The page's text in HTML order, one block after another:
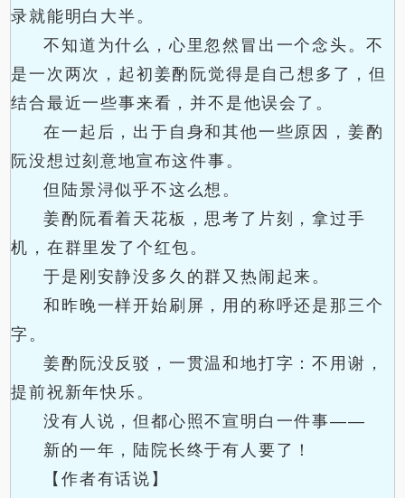
录就能明白大半。
不知道为什么，心里忽然冒出一个念头。不
是一次两次，起初姜酌阮觉得是自己想多了，但
结合最近一些事来看，并不是他误会了。
在一起后，出于自身和其他一些原因，姜酌
阮没想过刻意地宣布这件事。
但陆景浔似乎不这么想。
姜酌阮看着天花板，思考了片刻，拿过手
机，在群里发了个红包。
于是刚安静没多久的群又热闹起来。
和昨晚一样开始刷屏，用的称呼还是那三个
字。
姜酌阮没反驳，一贯温和地打字：不用谢，
提前祝新年快乐。
没有人说，但都心照不宣明白一件事——
新的一年，陆院长终于有人要了！
【作者有话说】